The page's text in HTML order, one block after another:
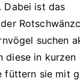
Dabei ist das
suchen
diese in kurzen
füttern sie mit